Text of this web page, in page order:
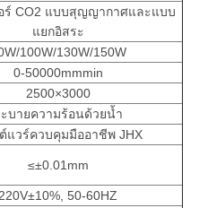
ร์ CO2 แบบสุญญากาศและแบบ
แยกอิสระ
100W/130W/150W
0-50000mmmin
2500×3000
บายความร้อนด้วยน้ำ
แวร์ควบคุมมืออาชีพ JHX
≤±0.01mm
50-60HZ